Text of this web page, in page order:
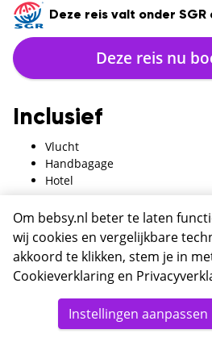
Deze reis valt onder SGR
Deze reis nu
Inclusief
Vlucht
Handbagage
Hotel
Optioneel
Ruimbagage
Transfer
Exclusief
Toeristenbelasting
Details
Om bebsy.nl beter te laten
wij cookies en vergelijkbare
akkoord te klikken, stem je in
Cookieverklaring en
Instellingen aanpassen